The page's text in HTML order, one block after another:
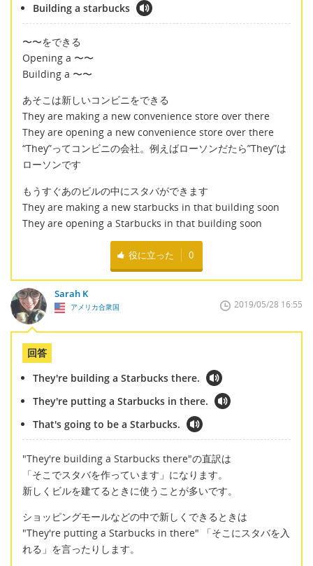
Building a starbucks
〜〜をできる
Opening a 〜〜
Building a 〜〜
あそこは新しいコンビニをできる
They are making a new convenience store over there
They are opening a new convenience store over there
“They”ってコンビニの会社。例えばローソンだたら”They”は
ローソンです
もうすぐあのビルの中にスタバができます
They are making a new starbucks in that building soon
They are opening a Starbucks in that building soon
役に立った 0
Sarah K
アメリカ合衆国 2019/05/28 16:55
回答
They're building a Starbucks there.
They're putting a Starbucks in there.
That's going to be a Starbucks.
"They're building a Starbucks there"の直訳は
「そこでスタバを作っています」になります。
新しくビルを建てるときに使うことが多いです。
ショッピングモールなどの中で新しくできるときは
"They're putting a Starbucks in there" 「そこにスタバを入
れる」を言ったりします。